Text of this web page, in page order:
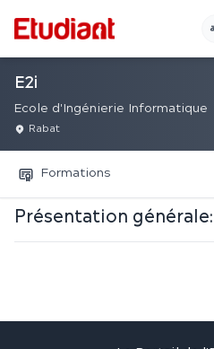
E2i
Ecole d'Ingénierie Informatique
Rabat
Formations
Présentation générale: